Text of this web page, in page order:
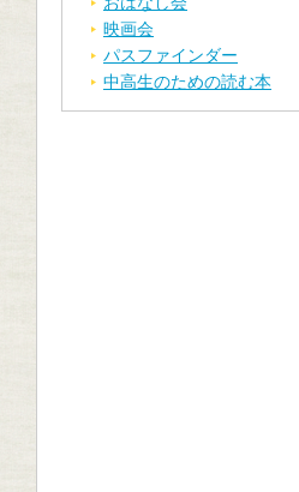
映画会
パスファインダー
中高生のための読む本